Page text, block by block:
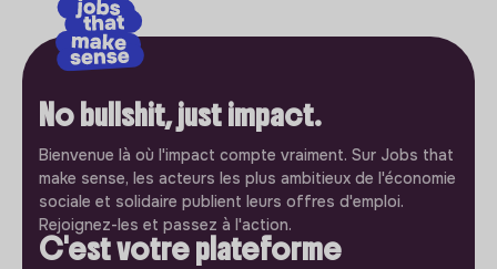
No bullshit, just impact.
Bienvenue là où l'impact compte vraiment. Sur Jobs that
make sense, les acteurs les plus ambitieux de l'économie
sociale et solidaire publient leurs offres d'emploi.
Rejoignez-les et passez à l'action.
C'est votre plateforme